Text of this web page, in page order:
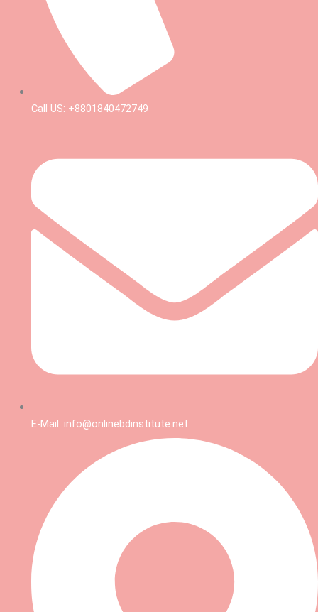
Call US: +8801840472749
E-Mail: info@onlinebdinstitute.net